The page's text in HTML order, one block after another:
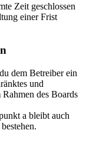
Zeit geschlossen
einer Frist
dem Betreiber ein
und
des Boards
a bleibt auch